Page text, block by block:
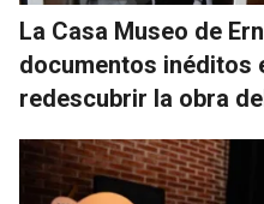
La Casa Museo de
documentos inéditos
redescubrir la obra